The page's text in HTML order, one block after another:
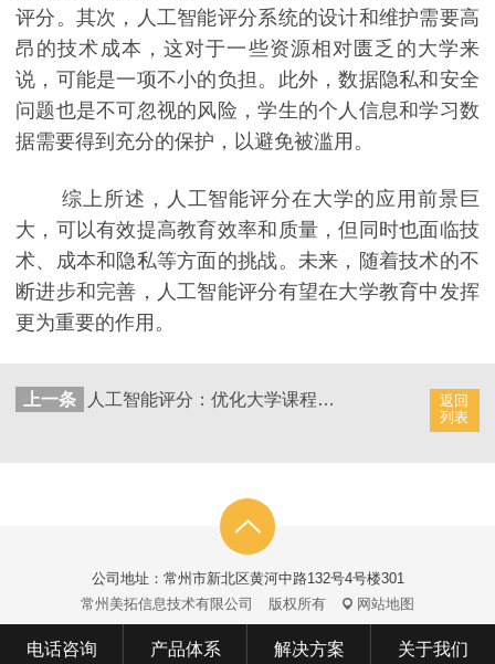
评分。其次，人工智能评分系统的设计和维护需要高
昂的技术成本，这对于一些资源相对匮乏的大学来
说，可能是一项不小的负担。此外，数据隐私和安全
问题也是不可忽视的风险，学生的个人信息和学习数
据需要得到充分的保护，以避免被滥用。
综上所述，人工智能评分在大学的应用前景巨
大，可以有效提高教育效率和质量，但同时也面临技
术、成本和隐私等方面的挑战。未来，随着技术的不
断进步和完善，人工智能评分有望在大学教育中发挥
更为重要的作用。
返回
列表
上一条 人工智能评分：优化大学课程评估的未来路径
公司地址：常州市新北区黄河中路132号4号楼301
常州美拓信息技术有限公司
版权所有 网站地图
电话咨询 产品体系 解决方案 关于我们